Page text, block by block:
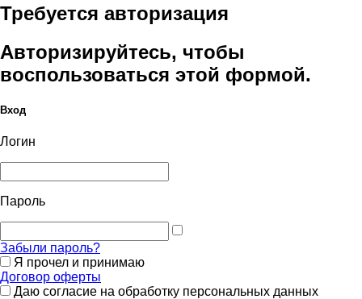
Требуется авторизация
Авторизируйтесь, чтобы
воспользоваться этой формой.
Вход
Логин
Пароль
Забыли пароль?
Я прочел и принимаю
Договор оферты
Даю согласие на обработку персональных данных